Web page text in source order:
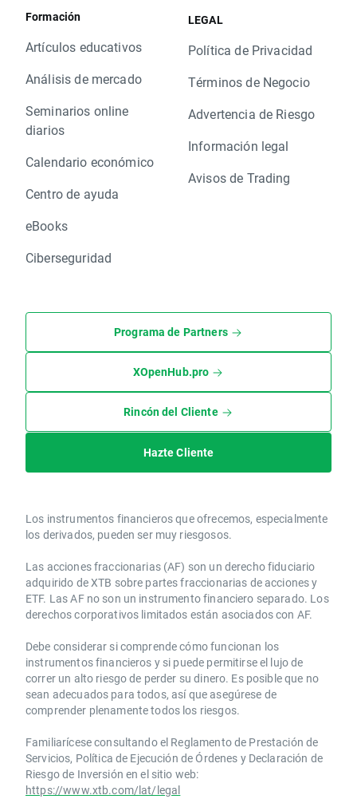
Formación
Artículos educativos
Análisis de mercado
Seminarios online
diarios
Calendario económico
Centro de ayuda
eBooks
Ciberseguridad
LEGAL
Política de Privacidad
Términos de Negocio
Advertencia de Riesgo
Información legal
Avisos de Trading
Programa de Partners
XOpenHub.pro
Rincón del Cliente
Hazte Cliente
Los instrumentos financieros que ofrecemos, especialmente
los derivados, pueden ser muy riesgosos.
Las acciones fraccionarias (AF) son un derecho fiduciario
adquirido de XTB sobre partes fraccionarias de acciones y
ETF. Las AF no son un instrumento financiero separado. Los
derechos corporativos limitados están asociados con AF.
Debe considerar si comprende cómo funcionan los
instrumentos financieros y si puede permitirse el lujo de
correr un alto riesgo de perder su dinero. Es posible que no
sean adecuados para todos, así que asegúrese de
comprender plenamente todos los riesgos.
Familiarícese consultando el Reglamento de Prestación de
Servicios, Política de Ejecución de Órdenes y Declaración de
Riesgo de Inversión en el sitio web:
https://www.xtb.com/lat/legal